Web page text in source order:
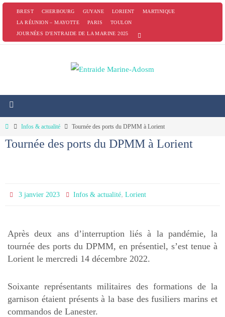
PasserBREST CHERBOURG GUYANE LORIENT
MARTINIQUE
LA RÉUNION – MAYOTTE
PARIS
TOULON
JOURNÉES D’ENTRAIDE DE LA MARINE 2025
HomeInfos & actualité Tournée des ports du DPMM à Lorient
Tournée des ports du DPMM à Lorient
3 janvier 2023 Infos & actualité, Lorient
Après deux ans d’interruption liés à la pandémie, la
tournée des ports du DPMM, en présentiel, s’est tenue à
Lorient le mercredi 14 décembre 2022.
Soixante représentants militaires des formations de la
garnison étaient présents à la base des fusiliers marins et
commandos de Lanester.